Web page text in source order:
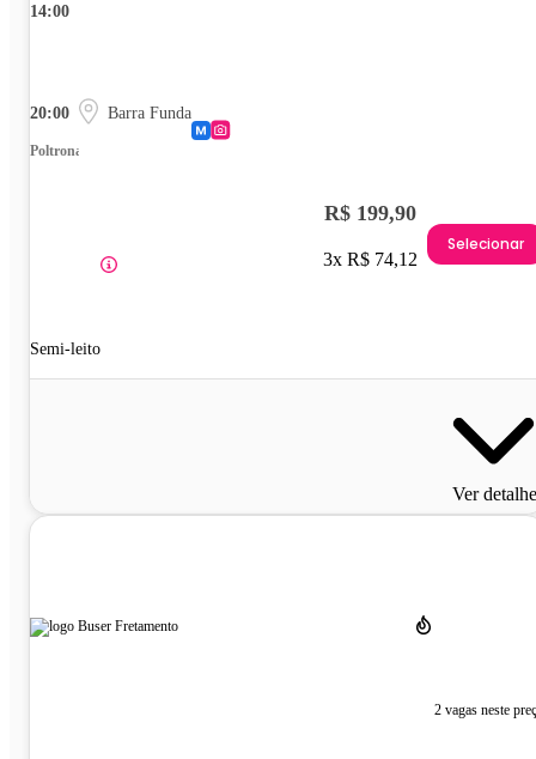
14:00
20:00 Barra Funda
Poltrona
Semi-leito
R$ 199,90
3x R$ 74,12
Selecionar
Ver
2 vagas neste